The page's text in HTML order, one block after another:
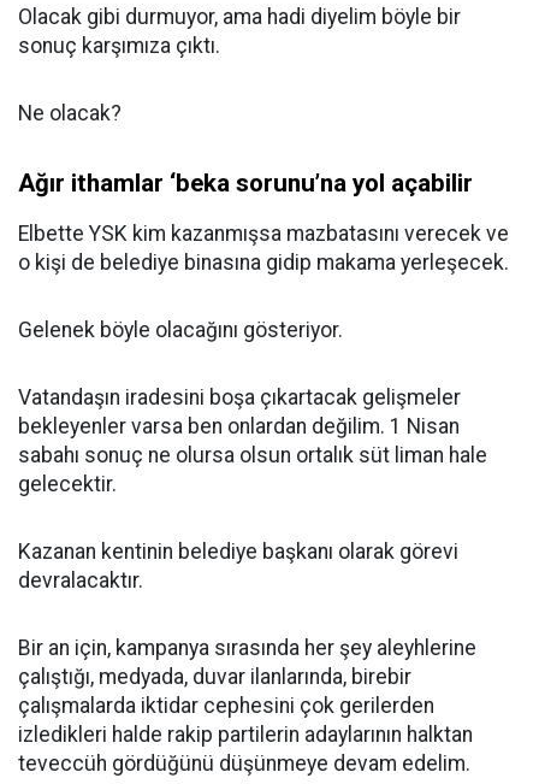
Olacak gibi durmuyor, ama hadi diyelim böyle bir
sonuç karşımıza çıktı.
Ne olacak?
Ağır ithamlar ‘beka sorunu’na yol açabilir
Elbette YSK kim kazanmışsa mazbatasını verecek ve
o kişi de belediye binasına gidip makama yerleşecek.
Gelenek böyle olacağını gösteriyor.
Vatandaşın iradesini boşa çıkartacak gelişmeler
bekleyenler varsa ben onlardan değilim. 1 Nisan
sabahı sonuç ne olursa olsun ortalık süt liman hale
gelecektir.
Kazanan kentinin belediye başkanı olarak görevi
devralacaktır.
Bir an için, kampanya sırasında her şey aleyhlerine
çalıştığı, medyada, duvar ilanlarında, birebir
çalışmalarda iktidar cephesini çok gerilerden
izledikleri halde rakip partilerin adaylarının halktan
teveccüh gördüğünü düşünmeye devam edelim.